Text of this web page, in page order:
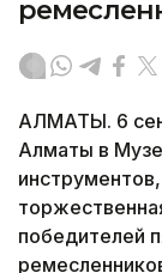
АЛМАТЫ. 6
Алматы в
победителей